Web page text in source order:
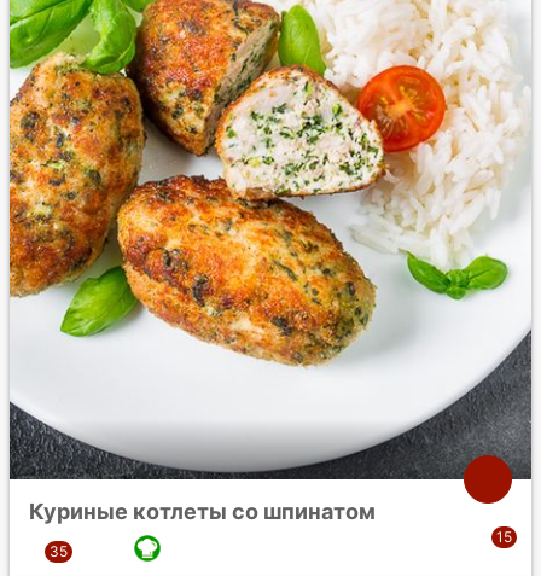
Куриные котлеты со шпинатом